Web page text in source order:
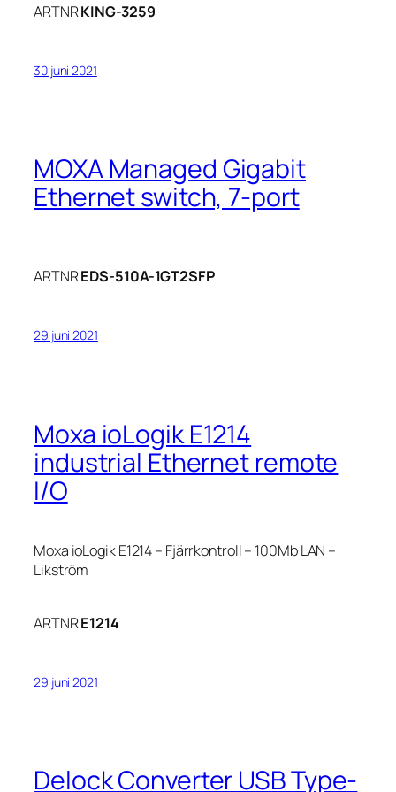
ARTNRKING-3259
30 juni 2021
MOXA Managed Gigabit
Ethernet switch, 7-port
ARTNREDS-510A-1GT2SFP
29 juni 2021
Moxa ioLogik E1214
industrial Ethernet remote
I/O
Moxa ioLogik E1214 – Fjärrkontroll – 100Mb LAN –
Likström
ARTNRE1214
29 juni 2021
Delock Converter USB Type-